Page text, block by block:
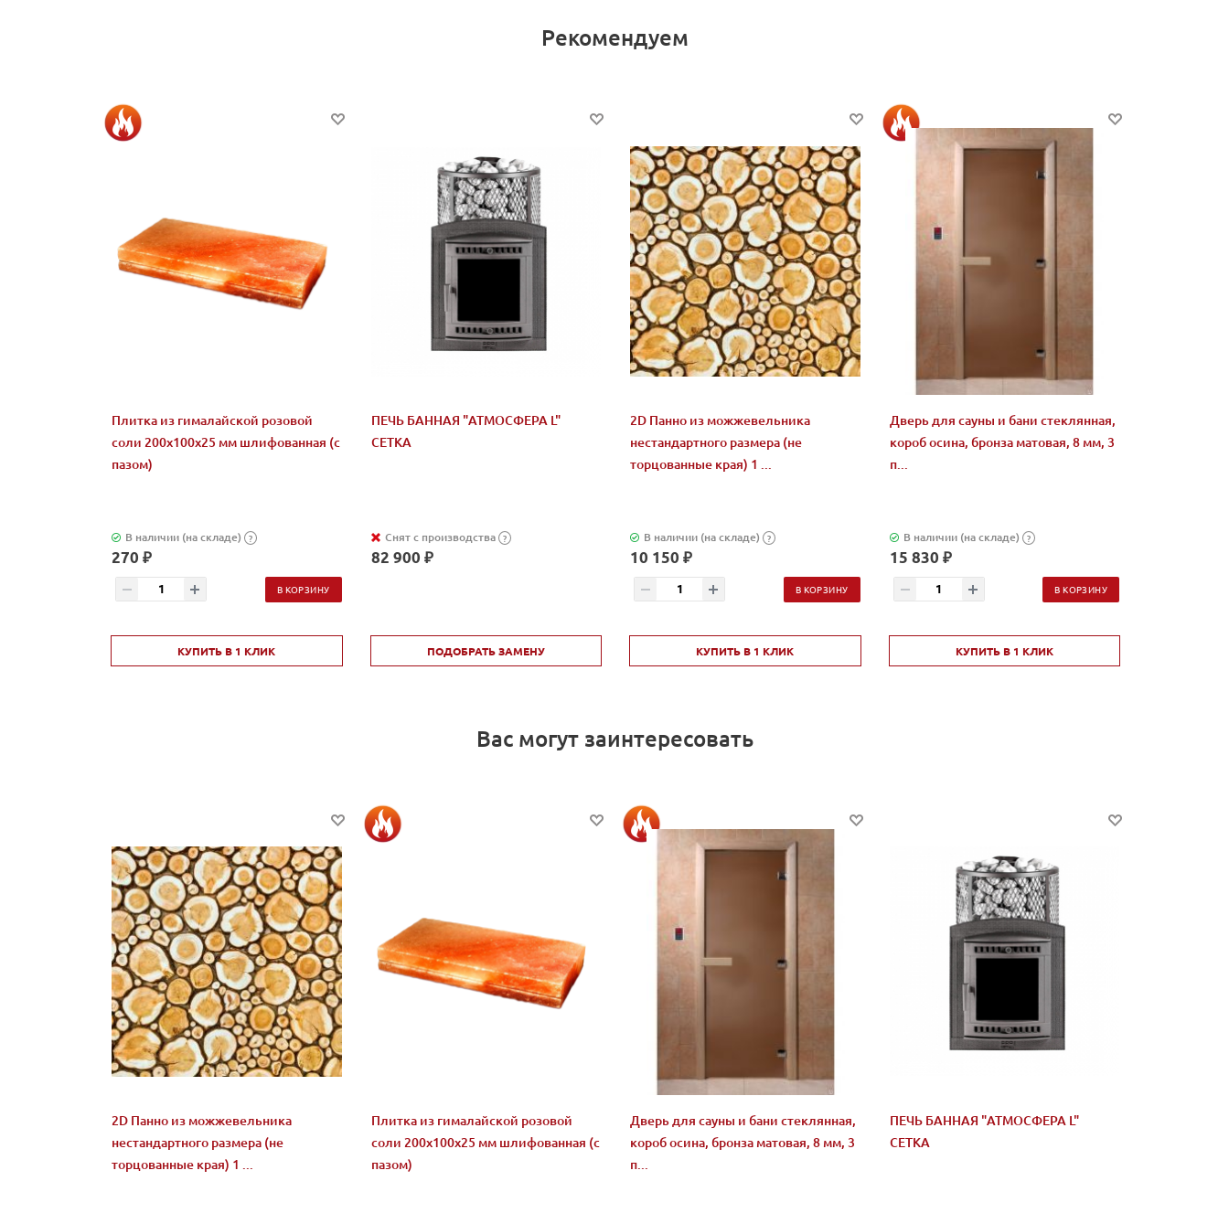
Рекомендуем
Плитка из гималайской розовой
соли 200x100x25 мм шлифованная (с
пазом)
В наличии (на складе) ?
270 ₽
В КОРЗИНУ
КУПИТЬ В 1 КЛИК
ПЕЧЬ БАННАЯ "АТМОСФЕРА L"
СЕТКА
Снят с производства ?
82 900 ₽
ПОДОБРАТЬ ЗАМЕНУ
2D Панно из можжевельника
нестандартного размера (не
торцованные края) 1 ...
В наличии (на складе) ?
10 150 ₽
В КОРЗИНУ
КУПИТЬ В 1 КЛИК
Дверь для сауны и бани стеклянная,
короб осина, бронза матовая, 8 мм, 3
п...
В наличии (на складе) ?
15 830 ₽
В КОРЗИНУ
КУПИТЬ В 1 КЛИК
Вас могут заинтересовать
2D Панно из можжевельника
нестандартного размера (не
торцованные края) 1 ...
Плитка из гималайской розовой
соли 200x100x25 мм шлифованная (с
пазом)
Дверь для сауны и бани стеклянная,
короб осина, бронза матовая, 8 мм, 3
п...
ПЕЧЬ БАННАЯ "АТМОСФЕРА L"
СЕТКА